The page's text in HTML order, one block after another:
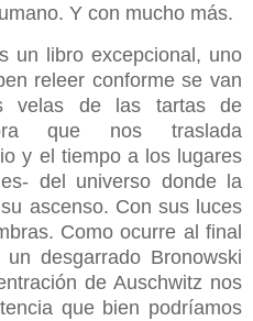
Y con mucho más.
un libro excepcional, uno
releer conforme se van
velas de las tartas de
que nos traslada
y el tiempo a los lugares
del universo donde la
ascenso. Con sus luces
Como ocurre al final
desgarrado Bronowski
de Auschwitz nos
que bien podríamos